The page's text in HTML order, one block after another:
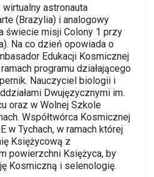
wirtualny astronauta
(Brazylia) i analogowy
świecie misji Colony 1 przy
Na co dzień opowiada o
Edukacji Kosmicznej
programu działającego
Nauczyciel biologii i
Dwujęzycznymi im.
oraz w Wolnej Szkole
Współtwórca Kosmicznej
w Tychach, w ramach której
Księżycową z
powierzchni Księżyca, by
Kosmiczną i selenologię.